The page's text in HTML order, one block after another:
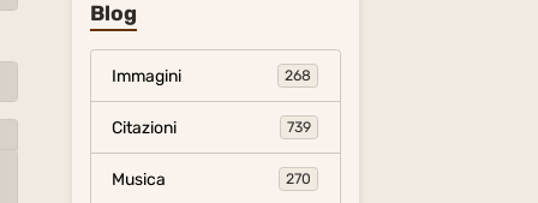
Blog
Immagini 268
Citazioni 739
Musica 270